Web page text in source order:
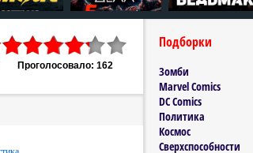
Проголосовало: 162
Подборки
Зомби
Marvel Comics
DC Comics
Политика
Космос
Сверхспособности